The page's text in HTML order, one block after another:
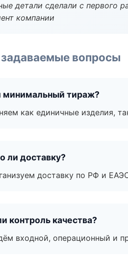
детали сделали с первого
компании
вопросы
минимальный тираж?
как единичные изделия,
ли доставку?
доставку по РФ и
контроль качества?
входной, операционный и